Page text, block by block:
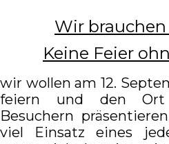
Wir
Keine Feier
wir wollen am 12.
feiern und den Ort
Besuchern
viel Einsatz eines